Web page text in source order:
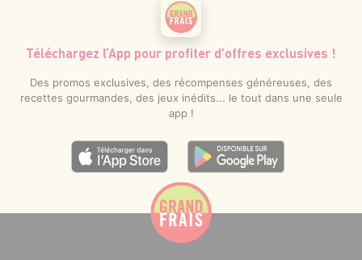
Téléchargez l’App pour profiter d’offres exclusives !
Des promos exclusives, des récompenses généreuses, des
recettes gourmandes, des jeux inédits... le tout dans une seule
app !